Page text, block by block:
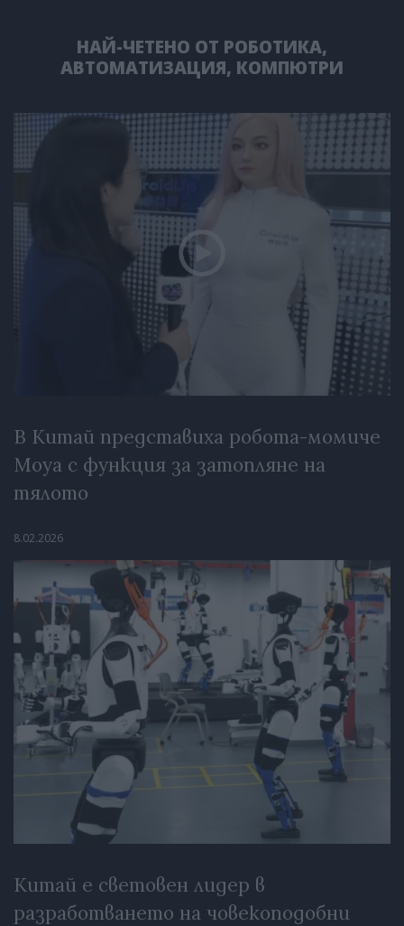
НАЙ-ЧЕТЕНО ОТ РОБОТИКА,
АВТОМАТИЗАЦИЯ, КОМПЮТРИ
В Китай представиха робота-момиче
Moya с функция за затопляне на
тялото
8.02.2026
Китай е световен лидер в
разработването на човекоподобни